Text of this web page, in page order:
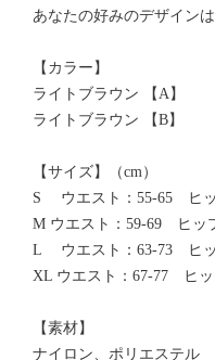
あなたの好みのデザイン
【カラー】
ライトブラウン 【A】
ライトブラウン 【B】
【サイズ】（cm）
S ウエスト：55-65 ヒ
M ウエスト：59-69 ヒッ
L ウエスト：63-73 ヒ
XL ウエスト：67-77 ヒ
【素材】
ナイロン、ポリエステル